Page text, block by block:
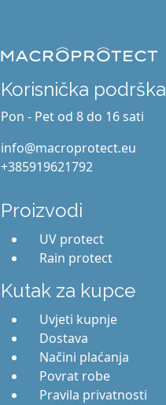
Korisnička podrška
Pon - Pet od 8 do 16 sati
info@macroprotect.eu
+385919621792
Proizvodi
UV protect
Rain protect
Kutak za kupce
Uvjeti kupnje
Dostava
Načini plaćanja
Povrat robe
Pravila privatnosti